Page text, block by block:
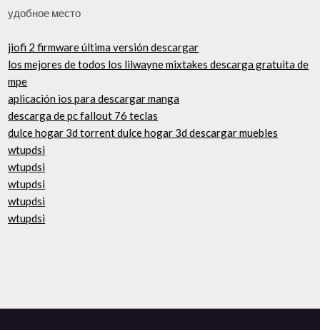
удобное место
jiofi 2 firmware última versión descargar
los mejores de todos los lilwayne mixtakes descarga gratuita de
mpe
aplicación ios para descargar manga
descarga de pc fallout 76 teclas
dulce hogar 3d torrent dulce hogar 3d descargar muebles
wtupdsi
wtupdsi
wtupdsi
wtupdsi
wtupdsi